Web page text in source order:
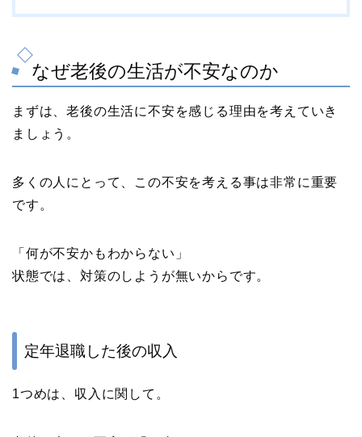
なぜ老後の生活が不安なのか
まずは、老後の生活に不安を感じる理由を考えていき
ましょう。
多くの人にとって、この不安を考える事は非常に重要
です。
「何が不安かもわからない」
状態では、対策のしようが無いからです。
定年退職した後の収入
1つめは、収入に関して。